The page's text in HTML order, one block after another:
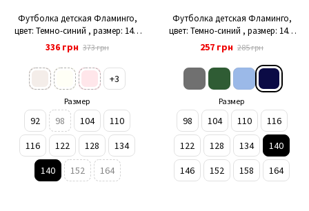
Футболка детская Фламинго,
цвет: Темно-синий , размер: 140,
арт. 1005-417
336 грн 373 грн
+3
Размер
92 98 104
110
116
122 128
134
140
152 164
Футболка детская Фламинго,
цвет: Темно-синий , размер: 140,
арт. 778-412
257 грн 285 грн
Размер
98 104 110
116
122
128 134
140
146
152 158 164